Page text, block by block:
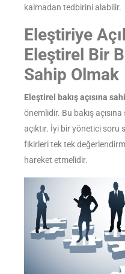
kalmadan tedbirini alabilir.
Eleştiriye
Eleştirel Bir
Sahip Olmak
Eleştirel bakış açısına
önemlidir. Bu bakış
açıktır. İyi bir yönetici soru
fikirleri tek tek
hareket etmelidir.